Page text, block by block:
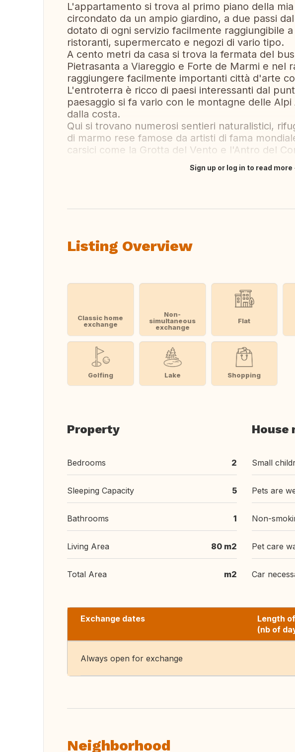
L'appartamento si trova al primo piano della
circondato da un ampio giardino, a due passi
dotato di ogni servizio facilmente raggiungibile
ristoranti, supermercato e negozi di vario tipo.
A cento metri da casa si trova la fermata del
Pietrasanta a Viareggio e Forte de Marmi e nel
raggiungere facilmente importanti città d'arte
L'entroterra è ricco di paesi interessanti dal
paesaggio si fa vario con le montagne delle
dalla costa.
Qui si trovano numerosi sentieri naturalistici,
di marmo rese famose da artisti di fama
carsici come la Grotta del Vento e l'Antro del
Sign up or log in to read more
Listing Overview
Classic home
exchange
Non-
simultaneous
exchange
Flat
Golfing Lake Shopping
Property
Bedrooms 2
Sleeping Capacity 5
Bathrooms 1
Living Area 80 m2
Total Area m2
House
Small
Pets are
Non-
Pet care
Car
Exchange dates
Length
(nb of
Always open for exchange
Neighborhood